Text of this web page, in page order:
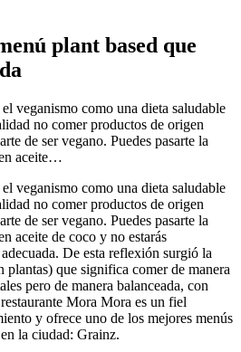
plant based que
veganismo como una dieta saludable
no comer productos de origen
de ser vegano. Puedes pasarte la
aceite…
veganismo como una dieta saludable
no comer productos de origen
de ser vegano. Puedes pasarte la
aceite de coco y no estarás
De esta reflexión surgió la
plantas) que significa comer de manera
pero de manera balanceada, con
Mora Mora es un fiel
y ofrece uno de los mejores menús
la ciudad: Grainz.